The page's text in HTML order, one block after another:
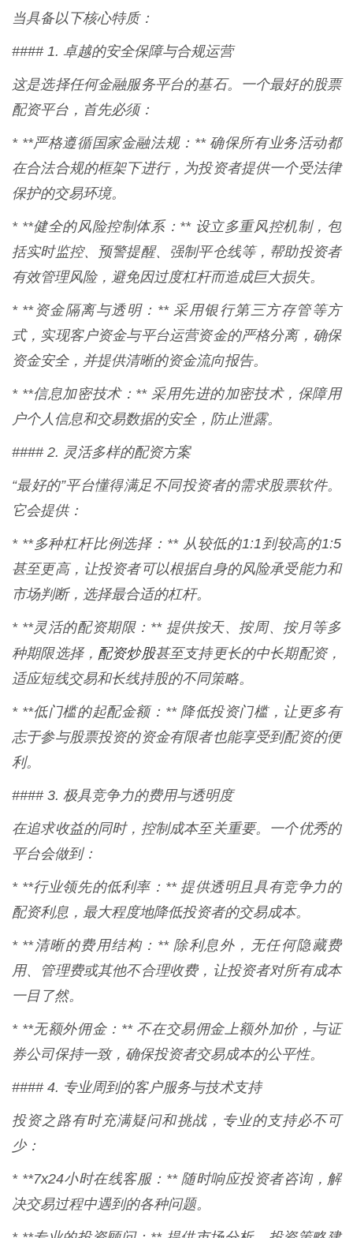
当具备以下核心特质：
#### 1. 卓越的安全保障与合规运营
这是选择任何金融服务平台的基石。一个最好的股票
配资平台，首先必须：
* **严格遵循国家金融法规：** 确保所有业务活动都
在合法合规的框架下进行，为投资者提供一个受法律
保护的交易环境。
* **健全的风险控制体系：** 设立多重风控机制，包
括实时监控、预警提醒、强制平仓线等，帮助投资者
有效管理风险，避免因过度杠杆而造成巨大损失。
* **资金隔离与透明：** 采用银行第三方存管等方
式，实现客户资金与平台运营资金的严格分离，确保
资金安全，并提供清晰的资金流向报告。
* **信息加密技术：** 采用先进的加密技术，保障用
户个人信息和交易数据的安全，防止泄露。
#### 2. 灵活多样的配资方案
“最好的”平台懂得满足不同投资者的需求股票软件。
它会提供：
* **多种杠杆比例选择：** 从较低的1:1到较高的1:5
甚至更高，让投资者可以根据自身的风险承受能力和
市场判断，选择最合适的杠杆。
* **灵活的配资期限：** 提供按天、按周、按月等多
种期限选择， 配资炒股甚至支持更长的中长期配资，
适应短线交易和长线持股的不同策略。
* **低门槛的起配金额：** 降低投资门槛，让更多有
志于参与股票投资的资金有限者也能享受到配资的便
利。
#### 3. 极具竞争力的费用与透明度
在追求收益的同时，控制成本至关重要。一个优秀的
平台会做到：
* **行业领先的低利率：** 提供透明且具有竞争力的
配资利息，最大程度地降低投资者的交易成本。
* **清晰的费用结构：** 除利息外，无任何隐藏费
用、管理费或其他不合理收费，让投资者对所有成本
一目了然。
* **无额外佣金：** 不在交易佣金上额外加价，与证
券公司保持一致，确保投资者交易成本的公平性。
#### 4. 专业周到的客户服务与技术支持
投资之路有时充满疑问和挑战，专业的支持必不可
少：
* **7x24小时在线客服：** 随时响应投资者咨询，解
决交易过程中遇到的各种问题。